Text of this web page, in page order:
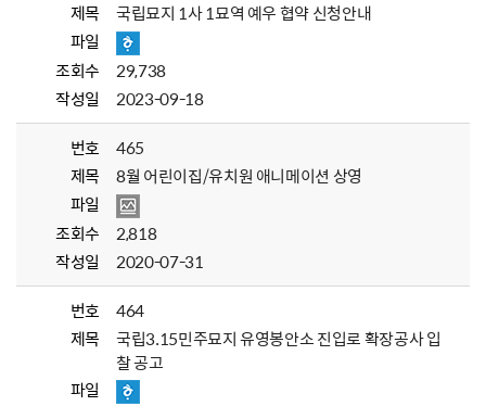
제목
국립묘지 1사 1묘역 예우 협약 신청안내
파일
조회수
29,738
작성일
2023-09-18
번호
465
제목
8월 어린이집/유치원 애니메이션 상영
파일
조회수
2,818
작성일
2020-07-31
번호
464
제목
국립3.15민주묘지 유영봉안소 진입로 확장공사 입
찰 공고
파일